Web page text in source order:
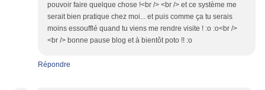
pouvoir faire quelque chose !<br /> <br /> et ce système me
serait bien pratique chez moi... et puis comme ça tu serais
moins essoufflé quand tu viens me rendre visite ! :o :o<br />
<br /> bonne pause blog et à bientôt poto !! :o
Répondre